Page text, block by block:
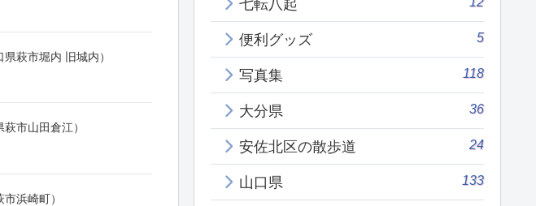
萩市堀内 旧城内）
市山田倉江）
浜崎町）
七転八起
便利グッズ 5
写真集 118
大分県 36
安佐北区の散歩道 24
山口県 133